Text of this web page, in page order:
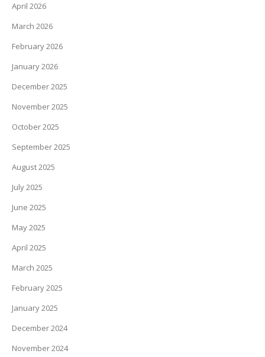
April 2026
March 2026
February 2026
January 2026
December 2025
November 2025
October 2025
September 2025
August 2025
July 2025
June 2025
May 2025
April 2025
March 2025
February 2025
January 2025
December 2024
November 2024